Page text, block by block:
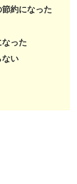
約になった
った
ない